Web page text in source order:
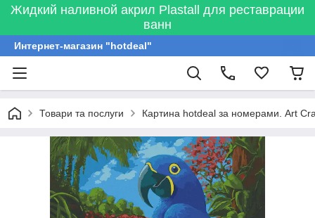
Жидкий наливной акрил Plastall для реставрации
ванн
Интернет-магазин "hotdeal"
Товари та послуги Картина hotdeal за номерами. Art